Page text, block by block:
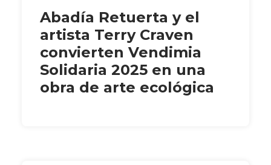
Abadía Retuerta y el
artista Terry Craven
convierten Vendimia
Solidaria 2025 en una
obra de arte ecológica